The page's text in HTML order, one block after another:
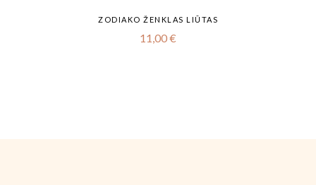
ZODIAKO ŽENKLAS LIŪTAS
11,00€